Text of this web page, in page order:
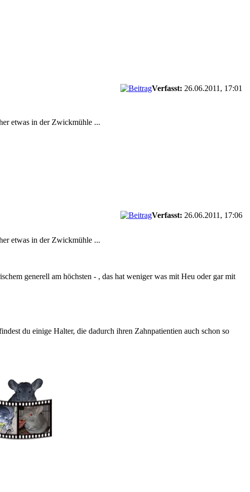
Verfasst: 26.06.2011, 17:01
etwas in der Zwickmühle ...
Verfasst: 26.06.2011, 17:06
etwas in der Zwickmühle ...
generell am höchsten - , das hat weniger was mit Heu oder gar mit
du einige Halter, die dadurch ihren Zahnpatientien auch schon so